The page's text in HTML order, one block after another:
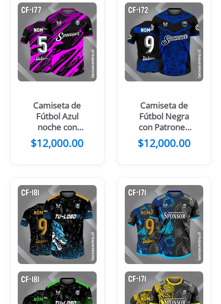
Camiseta de
Fútbol Azul
noche con
Manchas
Amarillas y
$12,000.00
Camiseta de
Fútbol Negra
con Patrones
Amarillos
$12,000.00